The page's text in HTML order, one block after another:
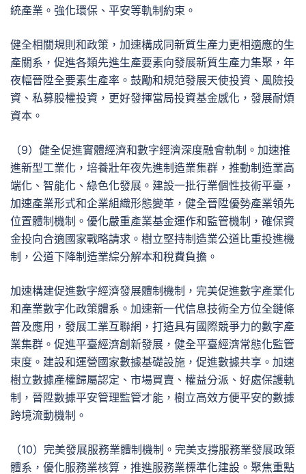
統產業。強化環保、平安等軌制約束。
健全相關規則和政策，加速構成同新質生產力更相適應的生
產關系，促進各類先進生產要素向發展新質生產力集聚，年
夜幅晉陞全要素生產率。鼓勵和規范發展天使投資、風險投
資、私募股權投資，更好發揮當局投資基金感化，發展耐煩
資本。
（9）健全促進實體經濟和數字經濟深度融會軌制。加速推
進新型工業化，培養壯年夜先進制造業集群，推動制造業高
端化、智能化、綠色化發展。建設一批行業個性技術平臺，
加速產業形式和企業組織形態變革，健全晉陞優勢產業領先
位置體制機制。優化嚴重產業基金運作和監管機制，確保資
金投向合適國家戰略請求。樹立堅持制造業公道比重投進機
制，公道下降制造業綜分解本和稅費負擔。
加速構建促進數字經濟發展體制機制，完美促進數字產業化
和產業數字化政策體系。加速新一代信息技術全方位全鏈條
普及應用，發展工業互聯網，打造具有國際競爭力的數字產
業集群。促進平臺經濟創新發展，健全平臺經濟常態化監管
束度。建設和運營國家數據基礎設施，促進數據共享。加速
樹立數據產權歸屬認定、市場買賣、權益分派、好處保護軌
制，晉陞數據平安管理監管才能，樹立高效方便平安的數據
跨境流動機制。
（10）完美發展服務業體制機制。完美支撐服務業發展政策
體系，優化服務業核算，推進服務業標準化建設。聚焦重點